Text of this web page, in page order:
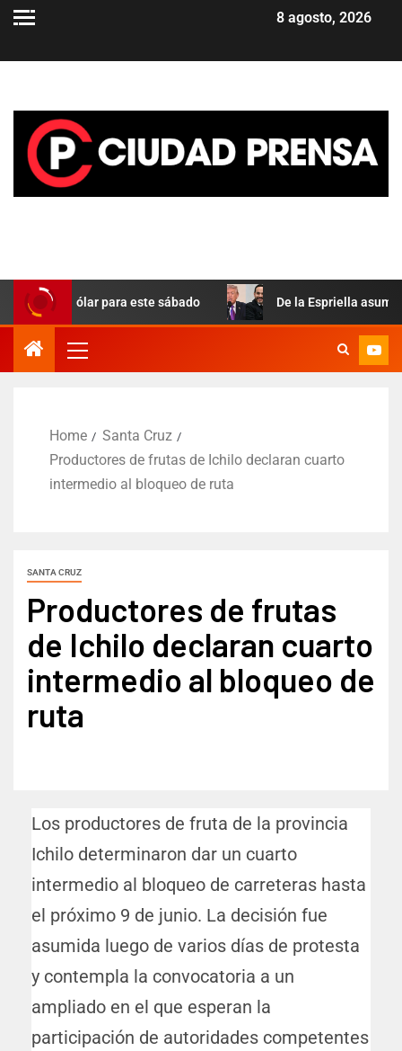
8 agosto, 2026
del dólar para este sábado De la Espriella asume en
Home
Santa Cruz
Productores de frutas de Ichilo declaran cuarto
intermedio al bloqueo de ruta
SANTA CRUZ
Productores de frutas
de Ichilo declaran cuarto
intermedio al bloqueo de
ruta
Los productores de fruta de la provincia
Ichilo determinaron dar un cuarto
intermedio al bloqueo de carreteras hasta
el próximo 9 de junio. La decisión fue
asumida luego de varios días de protesta
y contempla la convocatoria a un
ampliado en el que esperan la
participación de autoridades competentes